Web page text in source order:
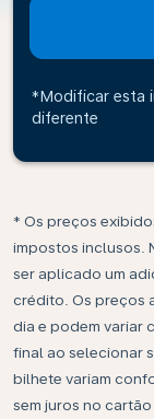
*Modificar esta
diferente
* Os preços
impostos inclusos.
ser aplicado um
crédito. Os preços
dia e podem variar
final ao selecionar
bilhete variam
sem juros no